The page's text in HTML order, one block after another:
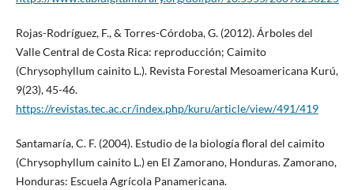
Rojas-Rodríguez, F., & Torres-Córdoba, G. (2012). Árboles del
Valle Central de Costa Rica: reproducción; Caimito
(Chrysophyllum cainito L.). Revista Forestal Mesoamericana Kurú,
9(23), 45-46.
https://revistas.tec.ac.cr/index.php/kuru/article/view/491/419
Santamaría, C. F. (2004). Estudio de la biología floral del caimito
(Chrysophyllum cainito L.) en El Zamorano, Honduras. Zamorano,
Honduras: Escuela Agrícola Panamericana.